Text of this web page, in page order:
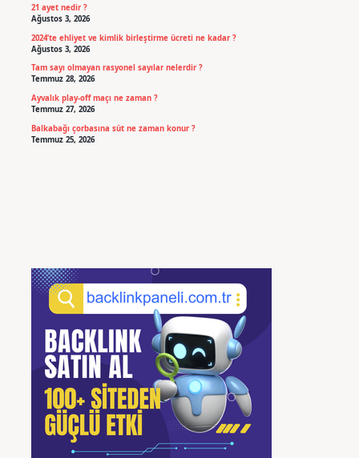
21 ayet nedir ?
Ağustos 3, 2026
2024’te ehliyet ve kimlik birleştirme ücreti ne kadar ?
Ağustos 3, 2026
Tam sayı olmayan rasyonel sayılar nelerdir ?
Temmuz 28, 2026
Ayvalık play-off maçı ne zaman ?
Temmuz 27, 2026
Balkabağı çorbasına süt ne zaman konur ?
Temmuz 25, 2026